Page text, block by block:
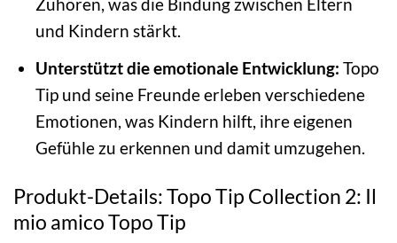
und Kindern stärkt.
Unterstützt die emotionale Entwicklung: Topo
Tip und seine Freunde erleben verschiedene
Emotionen, was Kindern hilft, ihre eigenen
Gefühle zu erkennen und damit umzugehen.
Produkt-Details: Topo Tip Collection 2: Il
mio amico Topo Tip